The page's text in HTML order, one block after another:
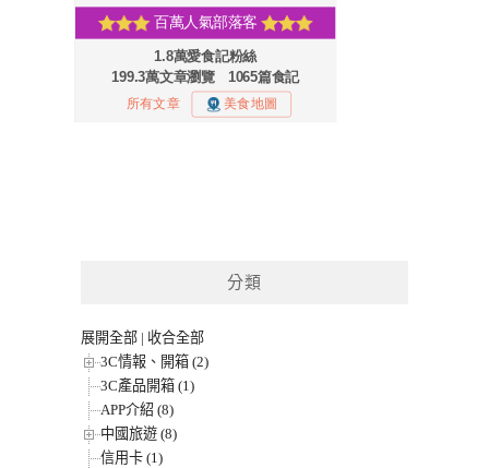
分類
展開全部 | 收合全部
3C情報、開箱 (2)
3C產品開箱 (1)
APP介紹 (8)
中國旅遊 (8)
信用卡 (1)